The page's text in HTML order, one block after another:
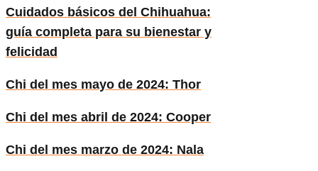
Cuidados básicos del Chihuahua:
guía completa para su bienestar y
felicidad
Chi del mes mayo de 2024: Thor
Chi del mes abril de 2024: Cooper
Chi del mes marzo de 2024: Nala